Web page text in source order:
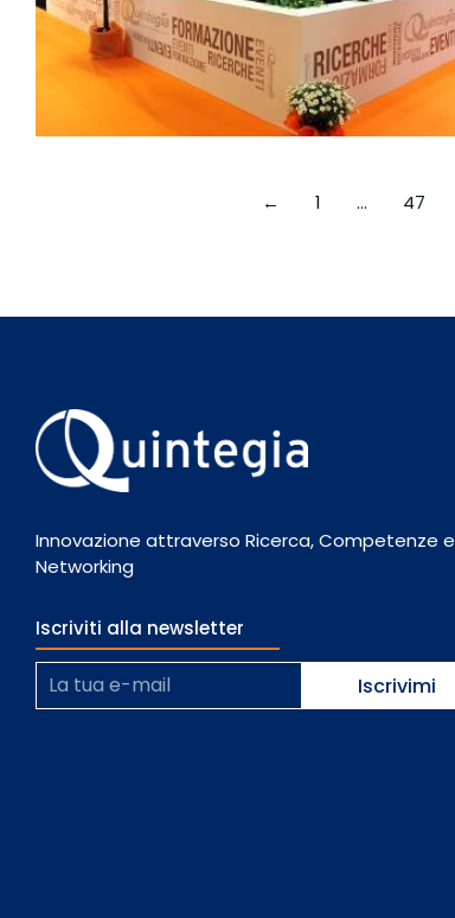
← 1 … 47
Innovazione attraverso Ricerca, Competenze e
Networking
Iscriviti alla newsletter